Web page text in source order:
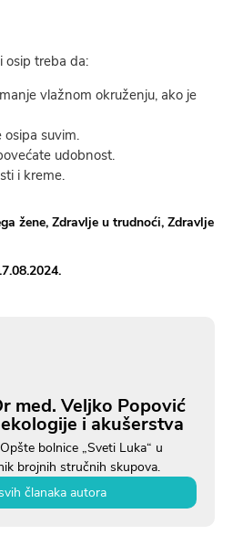
osip treba da:
vlažnom okruženju, ako je
osipa suvim.
udobnost.
i kreme.
žene, Zdravlje u trudnoći, Zdravlje
med. Veljko Popović
i akušerstva
bolnice „Sveti Luka“ u
brojnih stručnih skupova.
članaka autora